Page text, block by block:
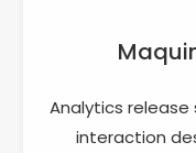
Analytics release
interaction